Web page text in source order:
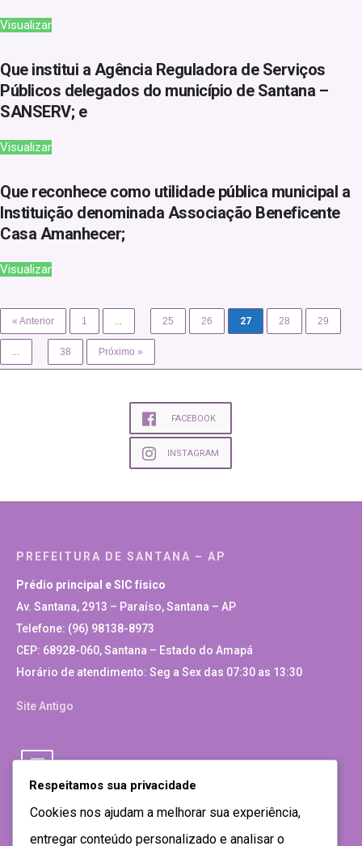
Visualizar
Que institui a Agência Reguladora de Serviços
Públicos delegados do município de Santana –
SANSERV; e
Visualizar
Que reconhece como utilidade pública municipal a
Instituição denominada Associação Beneficente
Casa Amanhecer;
Visualizar
« Anterior 1 25 26 27 28 29
38 Próximo »
FACEBOOK
INSTAGRAM
PREFEITURA DE SANTANA – AP
Prédio principal e SIC físico
Av. Santana, 2913 – Paraíso, Santana – AP
Telefone: (96) 98138-8973
CEP: 68928-060, Santana – Estado do Amapá
Horário de atendimento: Seg a Sex das 07:30 as 13:30
Site Antigo
Respeitamos sua privacidade
Cookies nos ajudam a melhorar sua experiência,
entregar conteúdo personalizado e analisar o